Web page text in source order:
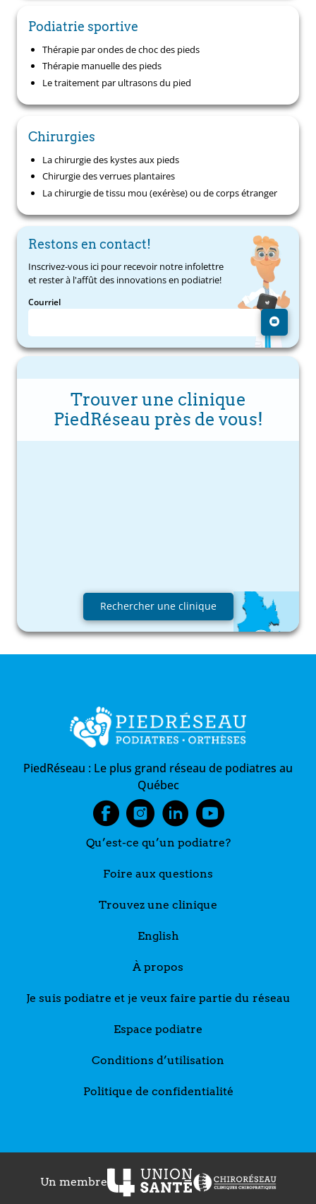
Podiatrie sportive
Thérapie par ondes de choc des pieds
Thérapie manuelle des pieds
Le traitement par ultrasons du pied
Chirurgies
La chirurgie des kystes aux pieds
Chirurgie des verrues plantaires
La chirurgie de tissu mou (exérèse) ou de corps étranger
Restons en contact!
Inscrivez-vous ici pour recevoir notre infolettre
et rester à l'affût des innovations en podiatrie!
Courriel
Trouver une clinique
PiedRéseau près de vous!
Rechercher une clinique
PiedRéseau : Le plus grand réseau de podiatres au
Québec
Qu’est-ce qu’un podiatre?
Foire aux questions
Trouvez une clinique
English
À propos
Je suis podiatre et je veux faire partie du réseau
Espace podiatre
Conditions d’utilisation
Politique de confidentialité
Un membre